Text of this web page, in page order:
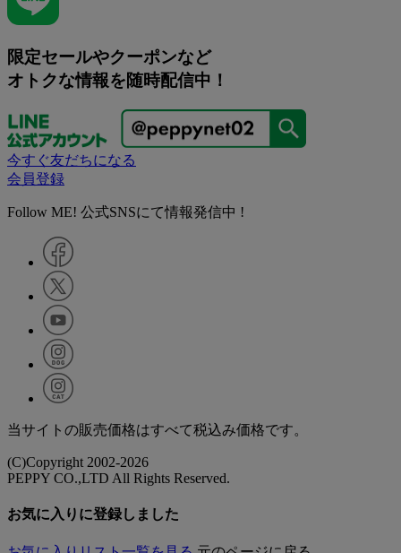
限定セールやクーポンなど
オトクな情報を随時配信中！
今すぐ友だちになる
会員登録
Follow ME! 公式SNSにて情報発信中 !
当サイトの販売価格はすべて税込み価格です。
(C)Copyright 2002-2026
PEPPY CO.,LTD All Rights Reserved.
お気に入りに登録しました